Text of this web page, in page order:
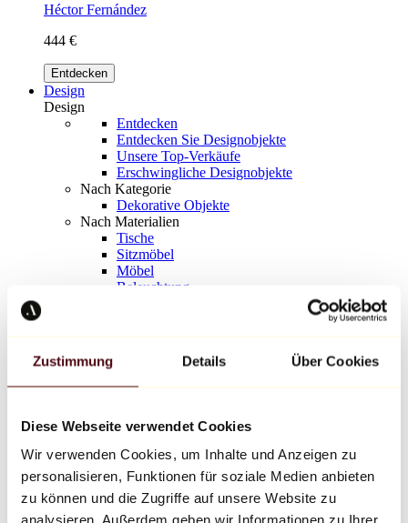
Zustimmung Details Über Cookies
Diese Webseite verwendet Cookies
Wir verwenden Cookies, um Inhalte und Anzeigen zu
personalisieren, Funktionen für soziale Medien anbieten
zu können und die Zugriffe auf unsere Website zu
analysieren. Außerdem geben wir Informationen zu Ihrer
Héctor Fernández
444 €
Entdecken
Design
Design
Entdecken
Entdecken Sie Designobjekte
Unsere Top-Verkäufe
Erschwingliche Designobjekte
Nach Kategorie
Dekorative Objekte
Nach Materialien
Tische
Sitzmöbel
Möbel
Beleuchtung
Richard Orlinski
Keith Haring
Jeff Koons
Jean-Michel Basquiat
Alle Designer
Werk der Woche